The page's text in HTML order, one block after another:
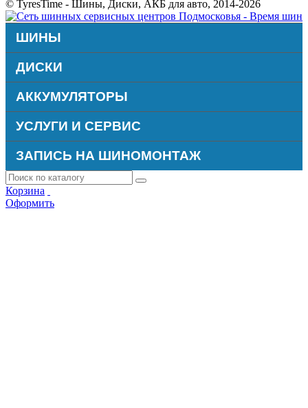
© TyresTime - Шины, Диски, АКБ для авто, 2014-2026
ШИНЫ
ДИСКИ
АККУМУЛЯТОРЫ
УСЛУГИ И СЕРВИС
ЗАПИСЬ НА ШИНОМОНТАЖ
Корзина
Оформить